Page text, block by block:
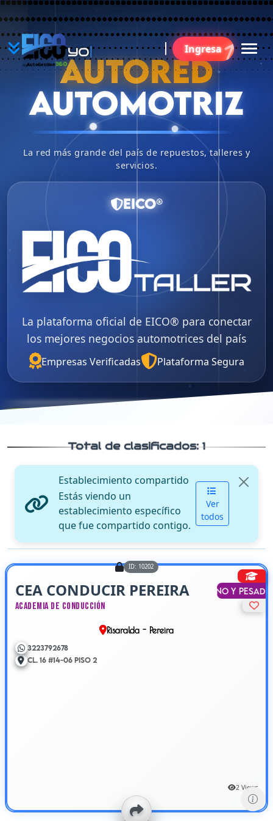
YO
BU
AutoGestion 360
Ingresa
AUTORED
AUTOMOTRIZ
La red más grande del país de repuestos, talleres y
servicios.
EICO®
La plataforma oficial de EICO® para conectar
los mejores negocios automotrices del país
Empresas Verificadas Plataforma Segura
Total de clasificados:1
Establecimiento compartido
Estás viendo un
establecimiento específico
que fue compartido contigo.
Ver
todos
ID: 10202
Liviano y Pesado
CEA CONDUCIR PEREIRA
Academia de Conducción
Risaralda - Pereira
3223792678
Cl. 16 #14-06 Piso 2
2 Views